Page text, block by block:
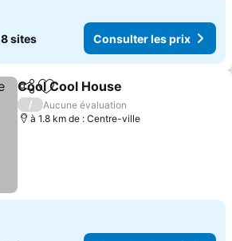
8 sites Consulter les prix
PartagerAjouter à mes favoris
Cool Cool House
/
Aucune évaluation
à 1.8 km de : Centre-ville